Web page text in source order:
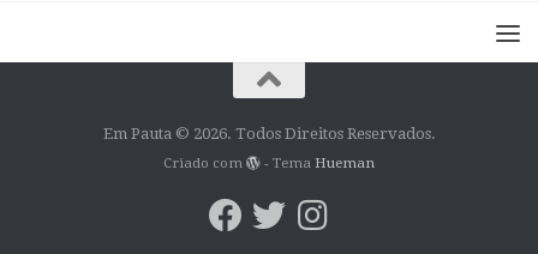
Em Pauta © 2026. Todos Direitos Reservados.
Criado com - Tema Hueman